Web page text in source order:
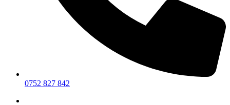
0752 827 842